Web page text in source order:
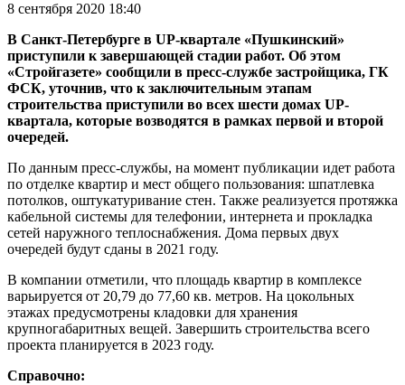
8 сентября 2020 18:40
В Санкт-Петербурге в UP-квартале «Пушкинский»
приступили к завершающей стадии работ. Об этом
«Стройгазете» сообщили в пресс-службе застройщика, ГК
ФСК, уточнив, что к заключительным этапам
строительства приступили во всех шести домах UP-
квартала, которые возводятся в рамках первой и второй
очередей.
По данным пресс-службы, на момент публикации идет работа
по отделке квартир и мест общего пользования: шпатлевка
потолков, оштукатуривание стен. Также реализуется протяжка
кабельной системы для телефонии, интернета и прокладка
сетей наружного теплоснабжения. Дома первых двух
очередей будут сданы в 2021 году.
В компании отметили, что площадь квартир в комплексе
варьируется от 20,79 до 77,60 кв. метров. На цокольных
этажах предусмотрены кладовки для хранения
крупногабаритных вещей. Завершить строительства всего
проекта планируется в 2023 году.
Справочно: